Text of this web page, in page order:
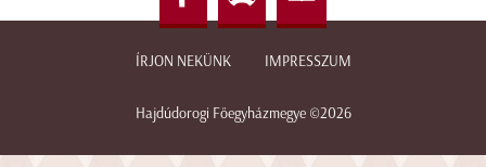
ÍRJON NEKÜNK IMPRESSZUM
Hajdúdorogi Főegyházmegye ©2026